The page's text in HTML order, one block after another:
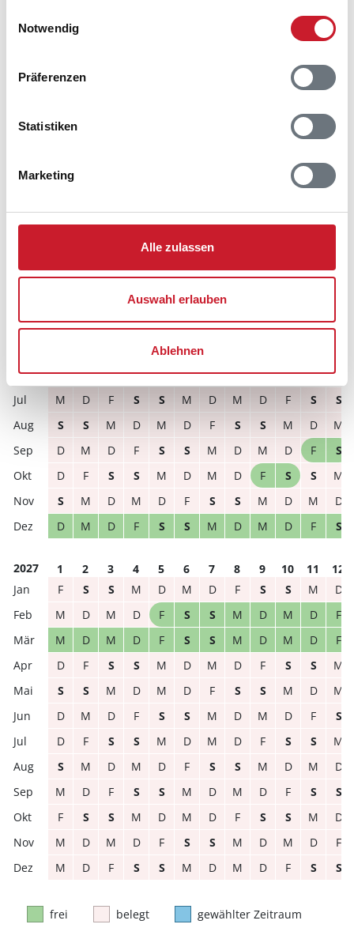
Notwendig
Präferenzen
Statistiken
Marketing
Alle zulassen
Auswahl erlauben
Ablehnen
Belegungskalender
Anzahl Reisende auswählen
Sie bekommen Verfügbarkeit und Preis angezeigt
Reisedauer Anzahl Reisende
2026 1 2 3 4 5 6 7 8 9 10 11
12
M
D F S S M D M D F S
S
S
S M D M D F S S M D
M
D
M D F S S M D M D F
S
D
F S S M D M D F S S
M
S
M D M D F S S M D M
D
D
M D F S S M D M D F S
2027 1 2 3 4 5 6 7 8 9 10 11
12
F
S S M D M D F S S M
D
M
D M D F S S M D M D
F
M
D M D F S S M D M D
F
D
F S S M D M D F S S
M
S
S M D M D F S S M D
M
D
M D F S S M D M D F
S
D
F S S M D M D F S S
M
S
M D M D F S S M D M
D
M
D F S S M D M D F S
S
F
S S M D M D F S S M
D
M
D M D F S S M D M D
F
M
D F S S M D M D F S S
frei belegt gewählter Zeitraum